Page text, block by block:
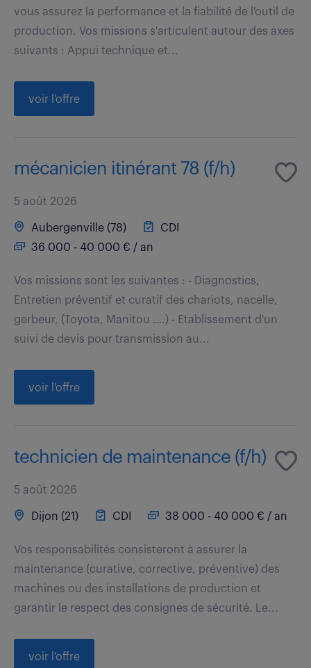
vous assurez la performance et la fiabilité de l'outil de
production. Vos missions s'articulent autour des axes
suivants : Appui technique et...
voir l'offre
mécanicien itinérant 78 (f/h)
5 août 2026
Aubergenville (78)
CDI
36 000 - 40 000 € / an
Vos missions sont les suivantes : - Diagnostics,
Entretien préventif et curatif des chariots, nacelle,
gerbeur, (Toyota, Manitou ….) - Etablissement d'un
suivi de devis pour transmission au...
voir l'offre
technicien de maintenance (f/h)
5 août 2026
Dijon (21) CDI 38 000 - 40 000 € / an
Vos responsabilités consisteront à assurer la
maintenance (curative, corrective, préventive) des
machines ou des installations de production et
garantir le respect des consignes de sécurité. Le...
voir l'offre